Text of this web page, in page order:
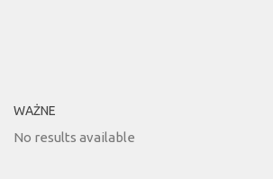
WAŻNE
No results available